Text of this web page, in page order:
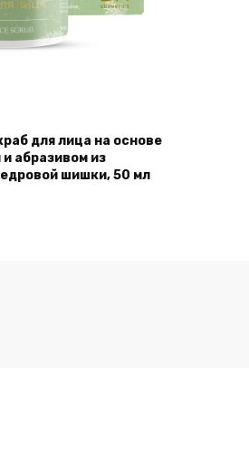
для лица на основе
абразивом из
шишки, 50 мл